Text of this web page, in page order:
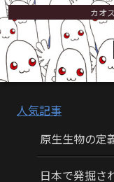
カオ
人気記事
原生生物の定
日本で発掘さ